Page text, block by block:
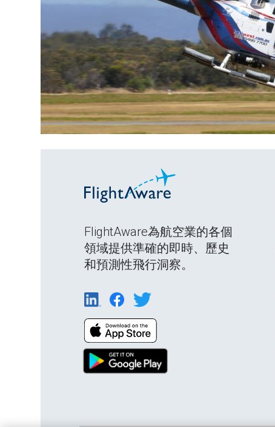
FlightAware為航空業的各個
領域提供準確的即時、歷史
和預測性飛行洞察。